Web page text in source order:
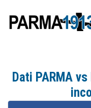
Dati PARMA